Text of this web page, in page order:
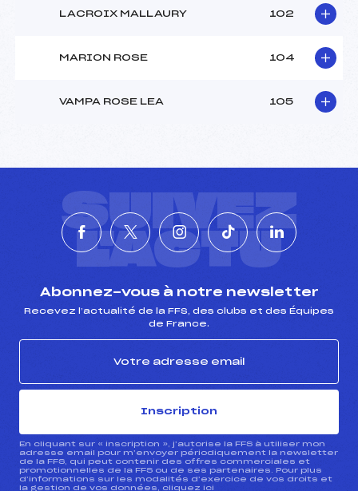
LACROIX MALLAURY 102
MARION ROSE 104
VAMPA ROSE LEA 105
SUIVEZ
L'ACTU
Abonnez-vous à notre newsletter
Recevez l’actualité de la FFS, des clubs et des Équipes
de France.
Inscription
En cliquant sur « inscription », j’autorise la FFS à utiliser mon
adresse email pour m’envoyer périodiquement la newsletter
de la FFS, qui peut contenir des offres commerciales et
promotionnelles de la FFS ou de ses partenaires. Pour plus
d’informations sur les modalités d’exercice de vos droits et
la gestion de vos données, cliquez ici